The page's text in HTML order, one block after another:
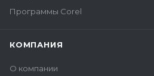
Программы Corel
КОМПАНИЯ
О компании